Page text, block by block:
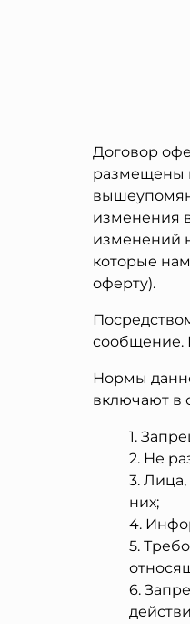
Договор
размещены
изменения
изменений
которые
оферту).
сообщение.
Нормы
включают в
Не
Лица,
них;